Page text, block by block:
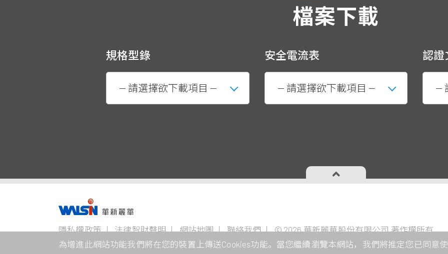
檔案下載
規格型錄 安全電流表 認證
事業版圖
電線電纜事業 不銹鋼事業 資源事業 公司治理 華新生活
隱私權政策 法律智財聲明 網站地圖 聯絡我們 © 2026 華新麗華股份有限公司 著作權所有
本網站支援Edge、Firefox、Safari及Chrome瀏覽
為增進此網站功能我們將在您的裝置上傳送Cookies功能。當您繼續瀏覽本網站，我們將推定您已同意